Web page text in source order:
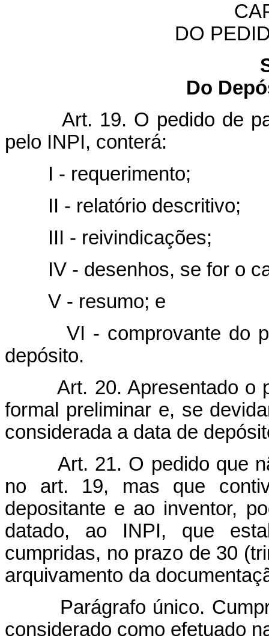
DO
Do
Art. 19. O pedido de
pelo INPI, conterá:
I - requerimento;
II - relatório descritivo;
III - reivindicações;
IV - desenhos, se for o
V - resumo; e
VI - comprovante do
depósito.
Art. 20. Apresentado o
formal preliminar e, se
considerada a data de
Art. 21. O pedido que
no art. 19, mas que
depositante e ao inventor,
datado, ao INPI, que
cumpridas, no prazo de 30
arquivamento da
Parágrafo único.
considerado como efetuado